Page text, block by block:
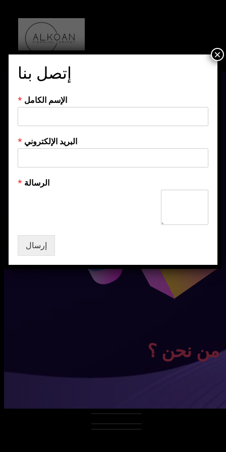
من نحن ؟
إتصل بنا
الإسم الكامل *
البريد الإلكتروني *
الرسالة *
إرسال
×